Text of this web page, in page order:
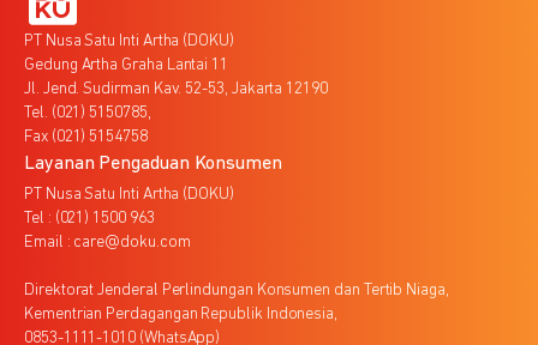
PT Nusa Satu Inti Artha (DOKU)
Gedung Artha Graha Lantai 11
Jl. Jend. Sudirman Kav. 52-53, Jakarta 12190
Tel. (021) 5150785,
Fax (021) 5154758
Layanan Pengaduan Konsumen
PT Nusa Satu Inti Artha (DOKU)
Tel : (021) 1500 963
Email : care@doku.com
Direktorat Jenderal Perlindungan Konsumen dan Tertib Niaga,
Kementrian Perdagangan Republik Indonesia,
0853-1111-1010 (WhatsApp)